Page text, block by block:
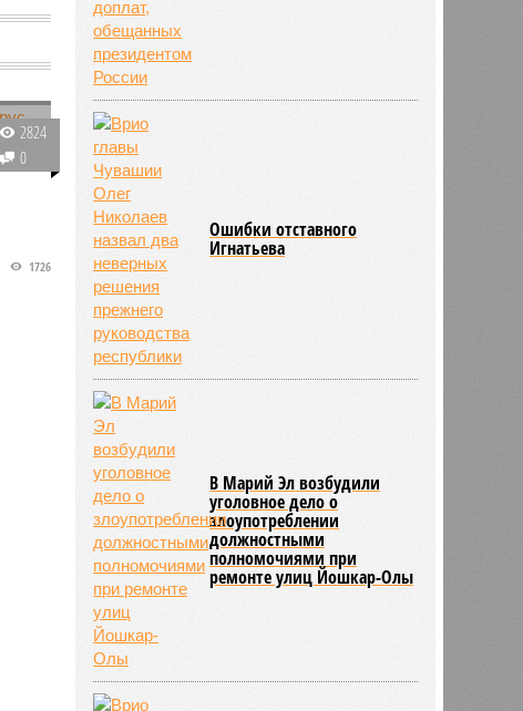
2824
0
1726
Ошибки отставного
Игнатьева
В Марий Эл возбудили
уголовное дело о
злоупотреблении
должностными
полномочиями при
ремонте улиц Йошкар-Олы